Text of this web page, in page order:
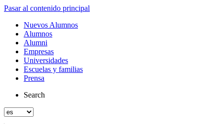
Pasar al contenido principal
Nuevos Alumnos
Alumnos
Alumni
Empresas
Universidades
Escuelas y familias
Prensa
Search